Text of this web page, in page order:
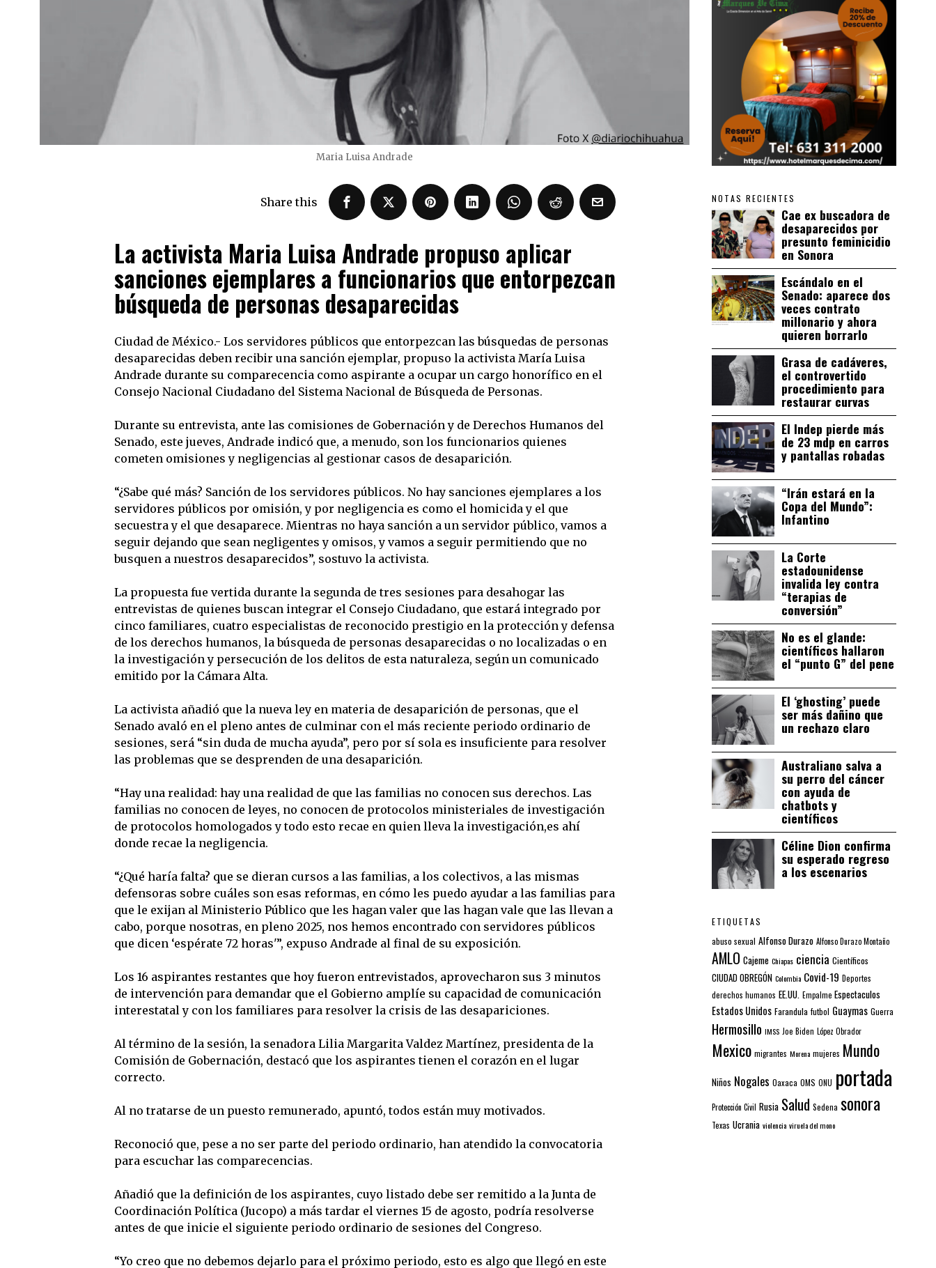
Maria Luisa Andrade
Share this
La activista Maria Luisa Andrade propuso aplicar
sanciones ejemplares a funcionarios que entorpezcan
búsqueda de personas desaparecidas
Ciudad de México.- Los servidores públicos que entorpezcan las búsquedas de personas
desaparecidas deben recibir una sanción ejemplar, propuso la activista María Luisa
Andrade durante su comparecencia como aspirante a ocupar un cargo honorífico en el
Consejo Nacional Ciudadano del Sistema Nacional de Búsqueda de Personas.
Durante su entrevista, ante las comisiones de Gobernación y de Derechos Humanos del
Senado, este jueves, Andrade indicó que, a menudo, son los funcionarios quienes
cometen omisiones y negligencias al gestionar casos de desaparición.
“¿Sabe qué más? Sanción de los servidores públicos. No hay sanciones ejemplares a los
servidores públicos por omisión, y por negligencia es como el homicida y el que
secuestra y el que desaparece. Mientras no haya sanción a un servidor público, vamos a
seguir dejando que sean negligentes y omisos, y vamos a seguir permitiendo que no
busquen a nuestros desaparecidos”, sostuvo la activista.
La propuesta fue vertida durante la segunda de tres sesiones para desahogar las
entrevistas de quienes buscan integrar el Consejo Ciudadano, que estará integrado por
cinco familiares, cuatro especialistas de reconocido prestigio en la protección y defensa
de los derechos humanos, la búsqueda de personas desaparecidas o no localizadas o en
la investigación y persecución de los delitos de esta naturaleza, según un comunicado
emitido por la Cámara Alta.
La activista añadió que la nueva ley en materia de desaparición de personas, que el
Senado avaló en el pleno antes de culminar con el más reciente periodo ordinario de
sesiones, será “sin duda de mucha ayuda”, pero por sí sola es insuficiente para resolver
las problemas que se desprenden de una desaparición.
“Hay una realidad: hay una realidad de que las familias no conocen sus derechos. Las
familias no conocen de leyes, no conocen de protocolos ministeriales de investigación
de protocolos homologados y todo esto recae en quien lleva la investigación,es ahí
donde recae la negligencia.
“¿Qué haría falta? que se dieran cursos a las familias, a los colectivos, a las mismas
defensoras sobre cuáles son esas reformas, en cómo les puedo ayudar a las familias para
que le exijan al Ministerio Público que les hagan valer que las hagan vale que las llevan a
cabo, porque nosotras, en pleno 2025, nos hemos encontrado con servidores públicos
que dicen ‘espérate 72 horas'”, expuso Andrade al final de su exposición.
Los 16 aspirantes restantes que hoy fueron entrevistados, aprovecharon sus 3 minutos
de intervención para demandar que el Gobierno amplíe su capacidad de comunicación
interestatal y con los familiares para resolver la crisis de las desapariciones.
Al término de la sesión, la senadora Lilia Margarita Valdez Martínez, presidenta de la
Comisión de Gobernación, destacó que los aspirantes tienen el corazón en el lugar
correcto.
Al no tratarse de un puesto remunerado, apuntó, todos están muy motivados.
Reconoció que, pese a no ser parte del periodo ordinario, han atendido la convocatoria
para escuchar las comparecencias.
Añadió que la definición de los aspirantes, cuyo listado debe ser remitido a la Junta de
Coordinación Política (Jucopo) a más tardar el viernes 15 de agosto, podría resolverse
antes de que inicie el siguiente periodo ordinario de sesiones del Congreso.
“Yo creo que no debemos dejarlo para el próximo periodo, esto es algo que llegó en este
NOTAS RECIENTES
Cae ex buscadora de
desaparecidos por
presunto feminicidio
en Sonora
Escándalo en el
Senado: aparece dos
veces contrato
millonario y ahora
quieren borrarlo
Grasa de cadáveres,
el controvertido
procedimiento para
restaurar curvas
El Indep pierde más
de 23 mdp en carros
y pantallas robadas
“Irán estará en la
Copa del Mundo”:
Infantino
La Corte
estadounidense
invalida ley contra
“terapias de
conversión”
No es el glande:
científicos hallaron
el “punto G” del pene
El ‘ghosting’ puede
ser más dañino que
un rechazo claro
Australiano salva a
su perro del cáncer
con ayuda de
chatbots y
científicos
Céline Dion confirma
su esperado regreso
a los escenarios
ETIQUETAS
abuso sexual Alfonso Durazo Alfonso Durazo Montaño
AMLO Cajeme Chiapas ciencia Científicos
CIUDAD OBREGÓN Colombia Covid-19 Deportes
derechos humanos EE.UU. Empalme Espectaculos
Estados Unidos Farandula futbol Guaymas Guerra
Hermosillo IMSS Joe Biden López Obrador
Mexico migrantes Morena mujeres Mundo
Niños Nogales Oaxaca OMS ONU portada
Protección Civil Rusia Salud Sedena sonora
Texas Ucrania violencia viruela del mono